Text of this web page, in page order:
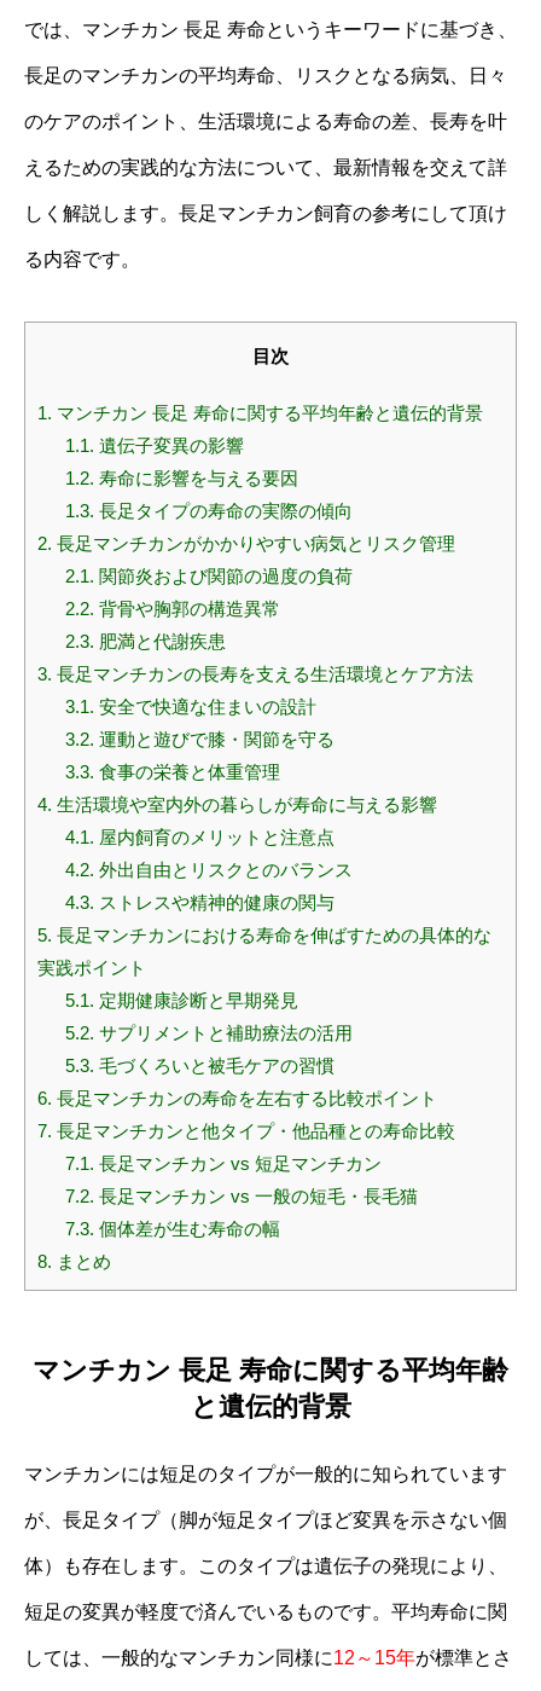
では、マンチカン 長足 寿命というキーワードに基づき、
長足のマンチカンの平均寿命、リスクとなる病気、日々
のケアのポイント、生活環境による寿命の差、長寿を叶
えるための実践的な方法について、最新情報を交えて詳
しく解説します。長足マンチカン飼育の参考にして頂け
る内容です。
目次
1. マンチカン 長足 寿命に関する平均年齢と遺伝的背景
1.1. 遺伝子変異の影響
1.2. 寿命に影響を与える要因
1.3. 長足タイプの寿命の実際の傾向
2. 長足マンチカンがかかりやすい病気とリスク管理
2.1. 関節炎および関節の過度の負荷
2.2. 背骨や胸郭の構造異常
2.3. 肥満と代謝疾患
3. 長足マンチカンの長寿を支える生活環境とケア方法
3.1. 安全で快適な住まいの設計
3.2. 運動と遊びで膝・関節を守る
3.3. 食事の栄養と体重管理
4. 生活環境や室内外の暮らしが寿命に与える影響
4.1. 屋内飼育のメリットと注意点
4.2. 外出自由とリスクとのバランス
4.3. ストレスや精神的健康の関与
5. 長足マンチカンにおける寿命を伸ばすための具体的な
実践ポイント
5.1. 定期健康診断と早期発見
5.2. サプリメントと補助療法の活用
5.3. 毛づくろいと被毛ケアの習慣
6. 長足マンチカンの寿命を左右する比較ポイント
7. 長足マンチカンと他タイプ・他品種との寿命比較
7.1. 長足マンチカン vs 短足マンチカン
7.2. 長足マンチカン vs 一般の短毛・長毛猫
7.3. 個体差が生む寿命の幅
8. まとめ
マンチカン 長足 寿命に関する平均年齢
と遺伝的背景
マンチカンには短足のタイプが一般的に知られています
が、長足タイプ（脚が短足タイプほど変異を示さない個
体）も存在します。このタイプは遺伝子の発現により、
短足の変異が軽度で済んでいるものです。平均寿命に関
しては、一般的なマンチカン同様に12～15年が標準とさ